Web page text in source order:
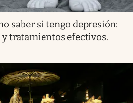
saber si tengo depresión:
tratamientos efectivos.